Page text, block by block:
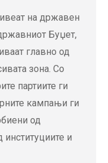
на државен
Буџет,
главно од
зона. Со
партиите ги
кампањи ги
од
и